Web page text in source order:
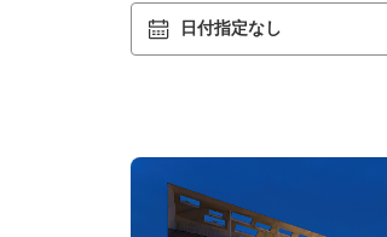
日付指定なし